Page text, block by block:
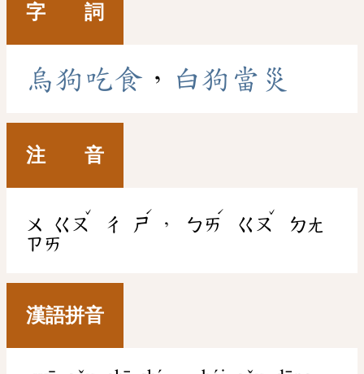
字 詞
烏狗 吃食 ， 白狗 當 災
注 音
ㄨ ㄍㄡ
ˇ
ㄔ ㄕ
ˊ
， ㄅㄞ
ˊ
ㄍㄡ
ˇ
ㄉㄤ
ㄗㄞ
漢語拼音